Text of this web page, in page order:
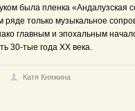
была пленка «Андалузская
ряде только музыкальное
главным и эпохальным
30-тые года ХХ века.
Катя Княжина